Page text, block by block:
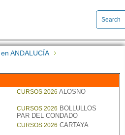
ANDALUCÍA
CURSOS 2026 ALOSNO
CURSOS 2026 BOLLULLOS
PAR DEL CONDADO
CURSOS 2026 CARTAYA